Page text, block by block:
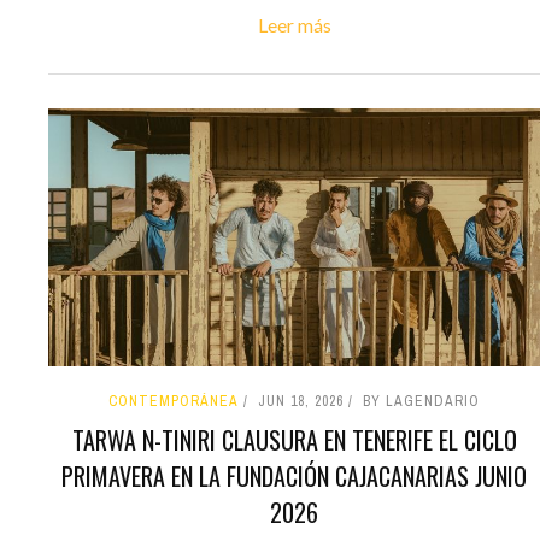
Leer más
CONTEMPORÁNEA JUN 18, 2026 BY LAGENDARIO
TARWA N-TINIRI CLAUSURA EN TENERIFE EL CICLO
PRIMAVERA EN LA FUNDACIÓN CAJACANARIAS JUNIO
2026